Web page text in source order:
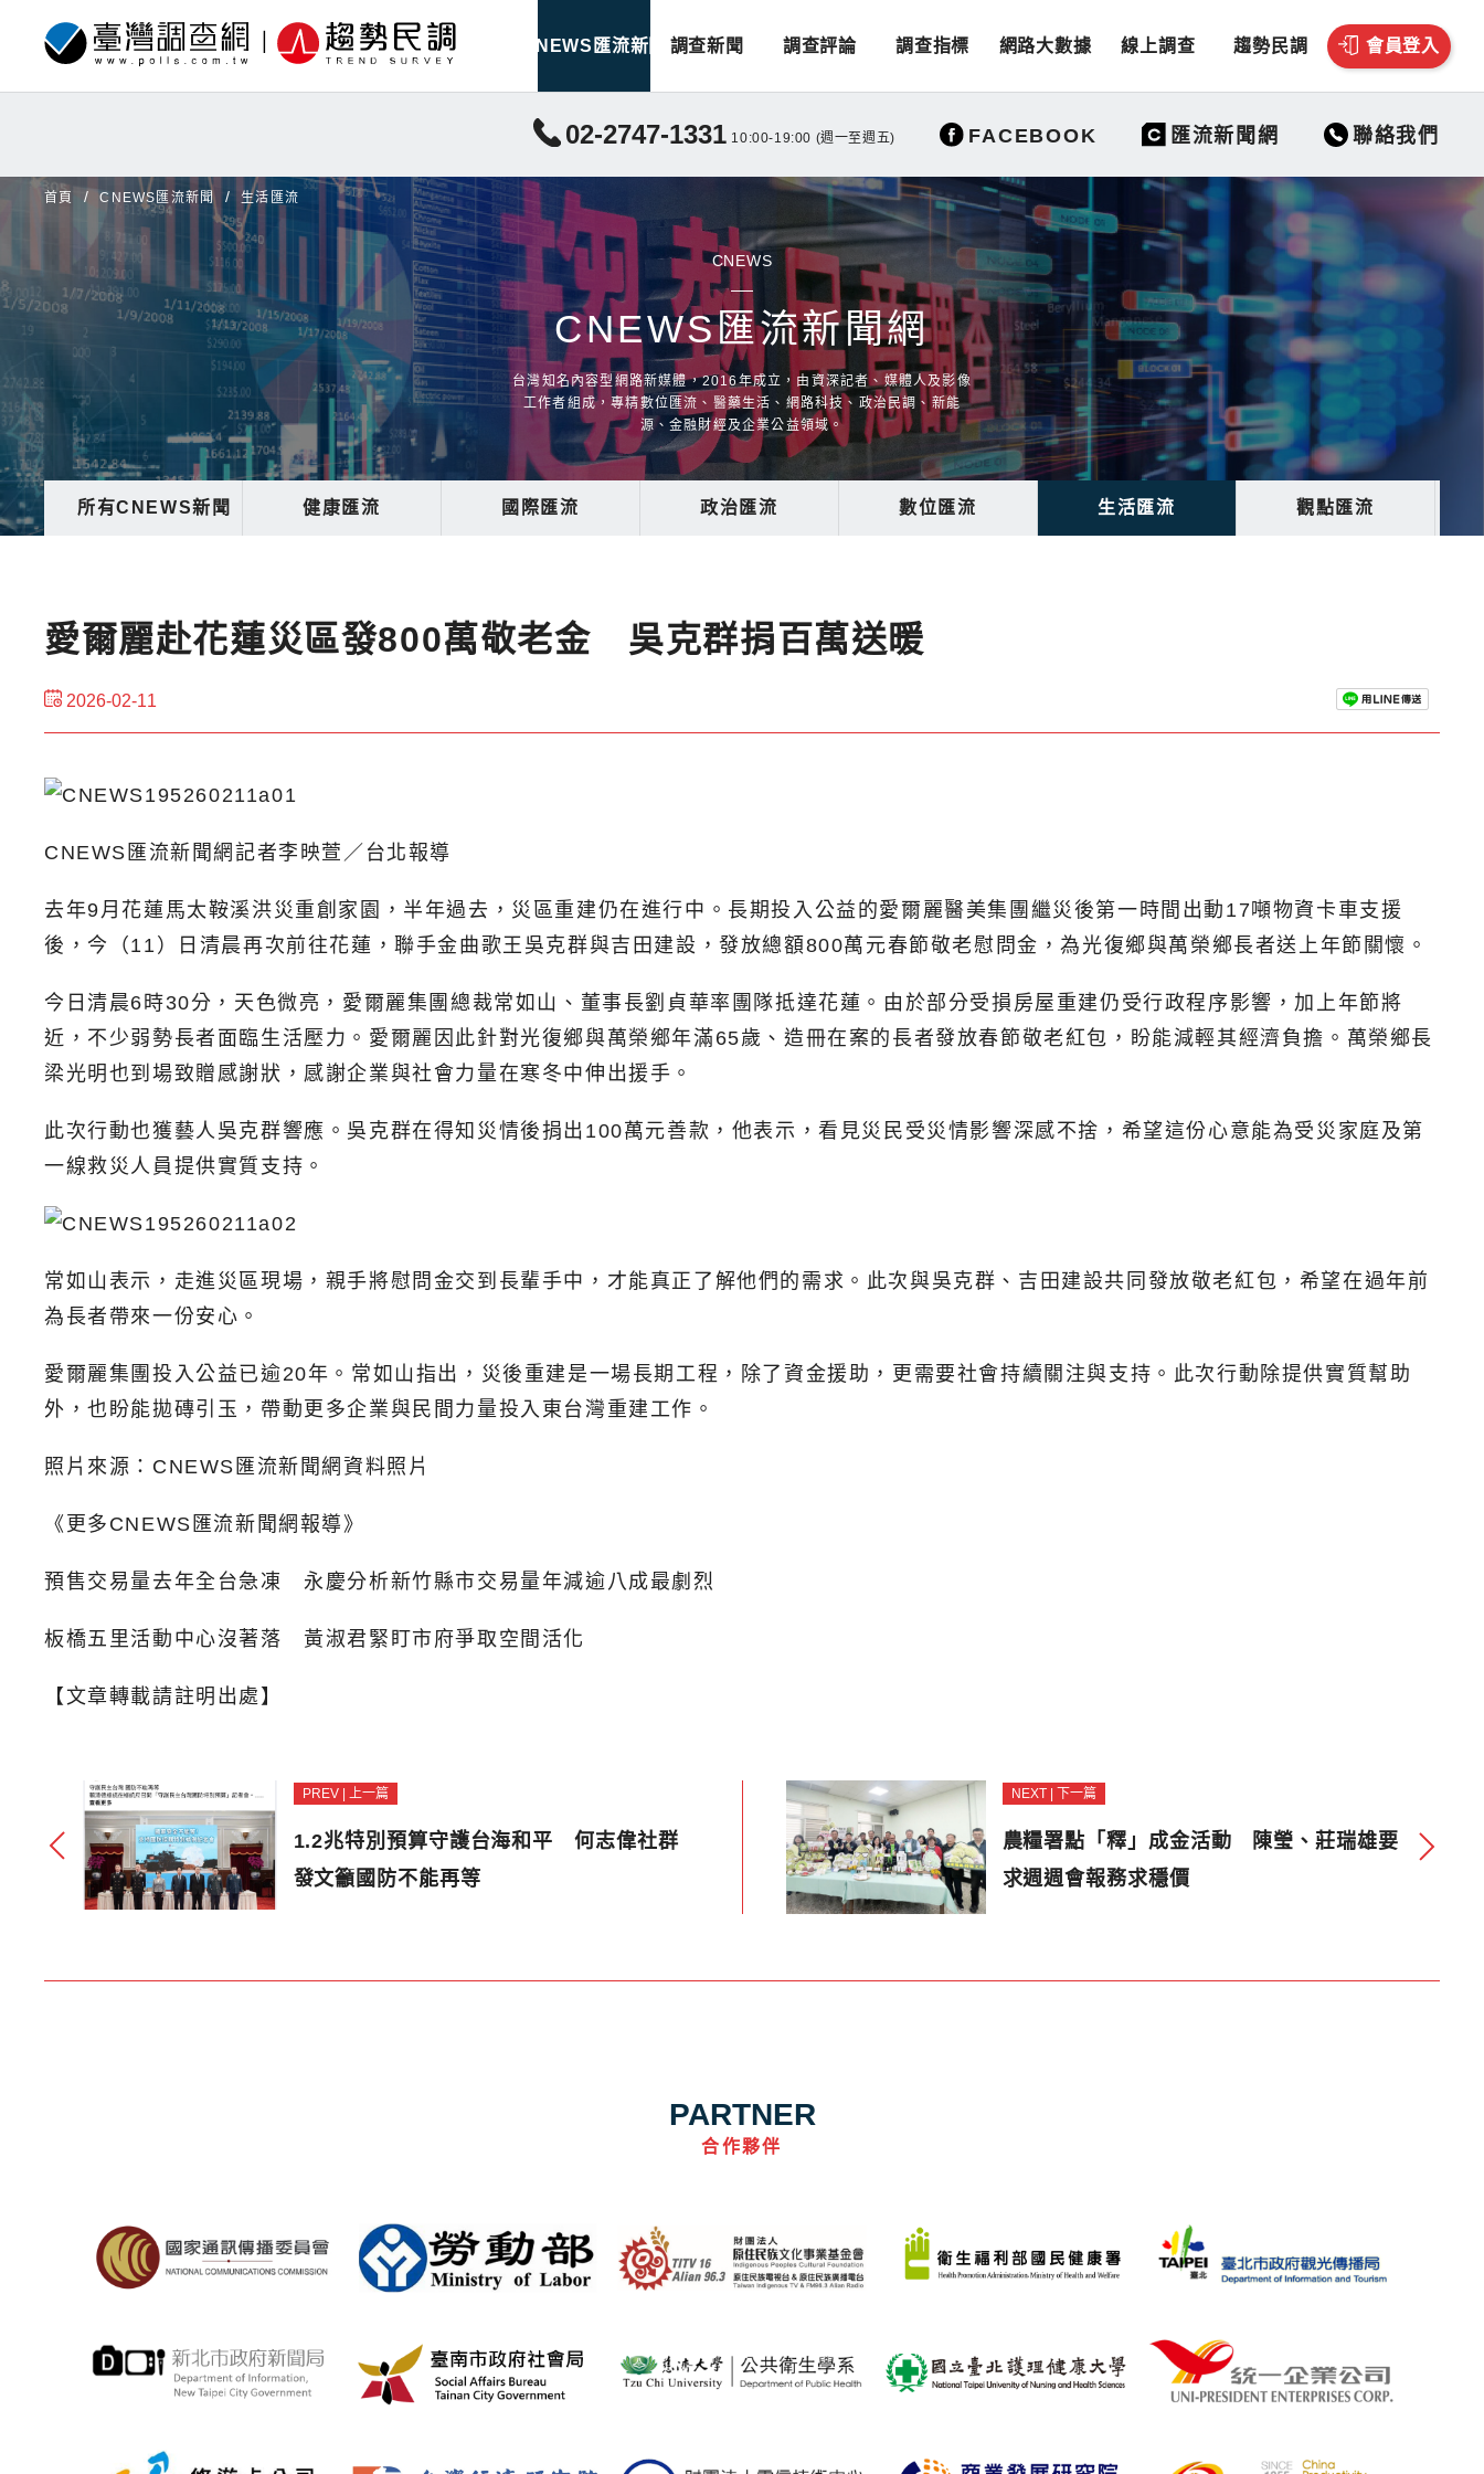
CNEWS匯流新聞 調查新聞 調查評論 調查指標 網路大數據 線上調查 趨勢民調 會員登入
02-2747-1331 10:00-19:00 (週一至週五) FACEBOOK 匯流新聞網 聯絡我們
首頁 CNEWS匯流新聞 生活匯流
CNEWS
CNEWS匯流新聞網
台灣知名內容型網路新媒體，2016年成立，由資深記者、媒體人及影像
工作者組成，專精數位匯流、醫藥生活、網路科技、政治民調、新能
源、金融財經及企業公益領域。
所有CNEWS新聞 健康匯流 國際匯流 政治匯流 數位匯流 生活匯流 觀點匯流
愛爾麗赴花蓮災區發800萬敬老金 吳克群捐百萬送暖
2026-02-11
CNEWS匯流新聞網記者李映萱／台北報導
去年9月花蓮馬太鞍溪洪災重創家園，半年過去，災區重建仍在進行中。長期投入公益的愛爾麗醫美集團繼災後第一時間出動17噸物資卡車支援
後，今（11）日清晨再次前往花蓮，聯手金曲歌王吳克群與吉田建設，發放總額800萬元春節敬老慰問金，為光復鄉與萬榮鄉長者送上年節關懷。
今日清晨6時30分，天色微亮，愛爾麗集團總裁常如山、董事長劉貞華率團隊抵達花蓮。由於部分受損房屋重建仍受行政程序影響，加上年節將
近，不少弱勢長者面臨生活壓力。愛爾麗因此針對光復鄉與萬榮鄉年滿65歲、造冊在案的長者發放春節敬老紅包，盼能減輕其經濟負擔。萬榮鄉長
梁光明也到場致贈感謝狀，感謝企業與社會力量在寒冬中伸出援手。
此次行動也獲藝人吳克群響應。吳克群在得知災情後捐出100萬元善款，他表示，看見災民受災情影響深感不捨，希望這份心意能為受災家庭及第
一線救災人員提供實質支持。
常如山表示，走進災區現場，親手將慰問金交到長輩手中，才能真正了解他們的需求。此次與吳克群、吉田建設共同發放敬老紅包，希望在過年前
為長者帶來一份安心。
愛爾麗集團投入公益已逾20年。常如山指出，災後重建是一場長期工程，除了資金援助，更需要社會持續關注與支持。此次行動除提供實質幫助
外，也盼能拋磚引玉，帶動更多企業與民間力量投入東台灣重建工作。
照片來源：CNEWS匯流新聞網資料照片
《更多CNEWS匯流新聞網報導》
預售交易量去年全台急凍 永慶分析新竹縣市交易量年減逾八成最劇烈
板橋五里活動中心沒著落 黃淑君緊盯市府爭取空間活化
【文章轉載請註明出處】
PREV | 上一篇
1.2兆特別預算守護台海和平 何志偉社群
發文籲國防不能再等
NEXT | 下一篇
農糧署點「釋」成金活動 陳瑩、莊瑞雄要
求週週會報務求穩價
PARTNER
合作夥伴